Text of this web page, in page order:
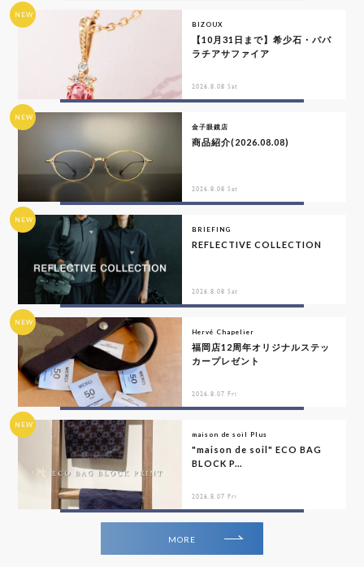
NEW
BIZOUX
【10月31日まで】希少石・パパ
ラチアサファイア
2026.8.08 Sat
NEW
金子眼鏡店
商品紹介(2026.08.08)
2026.8.08 Sat
NEW
BRIEFING
REFLECTIVE COLLECTION
2026.8.08 Sat
NEW
Hervé Chapelier
福岡店12周年オリジナルステッ
カープレゼント
2026.8.07 Fri
NEW
maison de soil Plus
"maison de soil" ECO BAG
BLOCK P...
2026.8.07 Fri
MORE